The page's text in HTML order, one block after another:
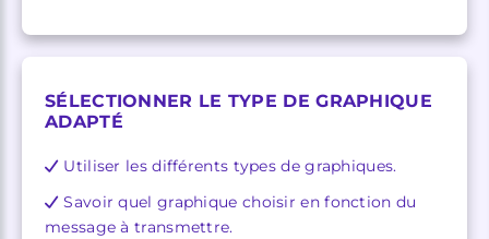
SÉLECTIONNER LE TYPE DE GRAPHIQUE
ADAPTÉ
Utiliser les différents types de graphiques.
Savoir quel graphique choisir en fonction du
message à transmettre.